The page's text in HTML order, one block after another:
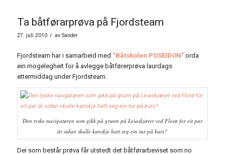
Ta båtførarprøva på Fjordsteam
27. juli 2010 / av Sander
Fjordsteam har i samarbeid med “Båtskolen POSEIDON”orda
ein mogelegheit for å avlegge båtførerprøva laurdags
ettermiddag under Fjordsteam.
Den tyske navigatøren som gikk på grunn på Leiaskjæret ved Florø for eit par
år sidan skulle kanskje hatt seg ein tur på kurs?
Dei som består prøva får utstedt det båtførarbeviset som no